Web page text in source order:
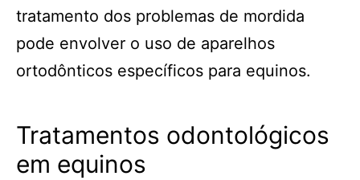
tratamento dos problemas de mordida
pode envolver o uso de aparelhos
ortodônticos específicos para equinos.
Tratamentos odontológicos
em equinos